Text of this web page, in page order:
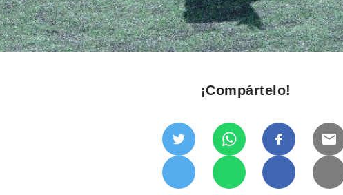
¡Compártelo!